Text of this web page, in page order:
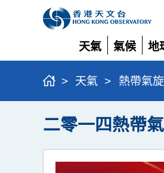
天氣
展
開
氣候
展
開
地
展
開
> 天氣 > 熱帶氣旋
二零一四熱帶